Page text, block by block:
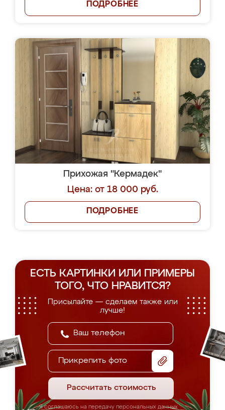
ПОДРОБНЕЕ
Прихожая "Кермадек"
Цена: от 18 000 руб.
ПОДРОБНЕЕ
ЕСТЬ КАРТИНКИ ИЛИ ПРИМЕРЫ
ТОГО, ЧТО НРАВИТСЯ?
Присылайте — сделаем также или
лучше!
Прикрепить фото
Рассчитать стоимость
Я соглашаюсь на передачу персональных данных